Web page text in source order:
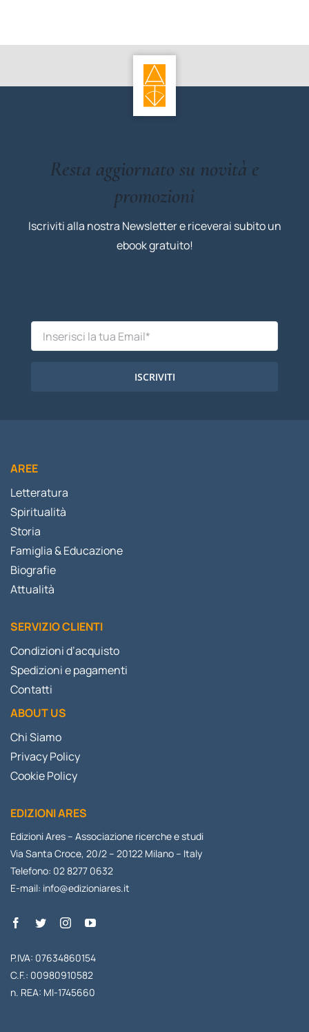
Resta aggiornato su novità e
promozioni
Iscriviti alla nostra Newsletter e riceverai subito un
ebook gratuito!
ISCRIVITI
AREE
Letteratura
Spiritualità
Storia
Famiglia & Educazione
Biografie
Attualità
SERVIZIO CLIENTI
Condizioni d’acquisto
Spedizioni e pagamenti
Contatti
ABOUT US
Chi Siamo
Privacy Policy
Cookie Policy
EDIZIONI ARES
Edizioni Ares – Associazione ricerche e studi
Via Santa Croce, 20/2 – 20122 Milano – Italy
Telefono: 02 8277 0632
E-mail: info@edizioniares.it
P.IVA: 07634860154
C.F.: 00980910582
n. REA: MI-1745660